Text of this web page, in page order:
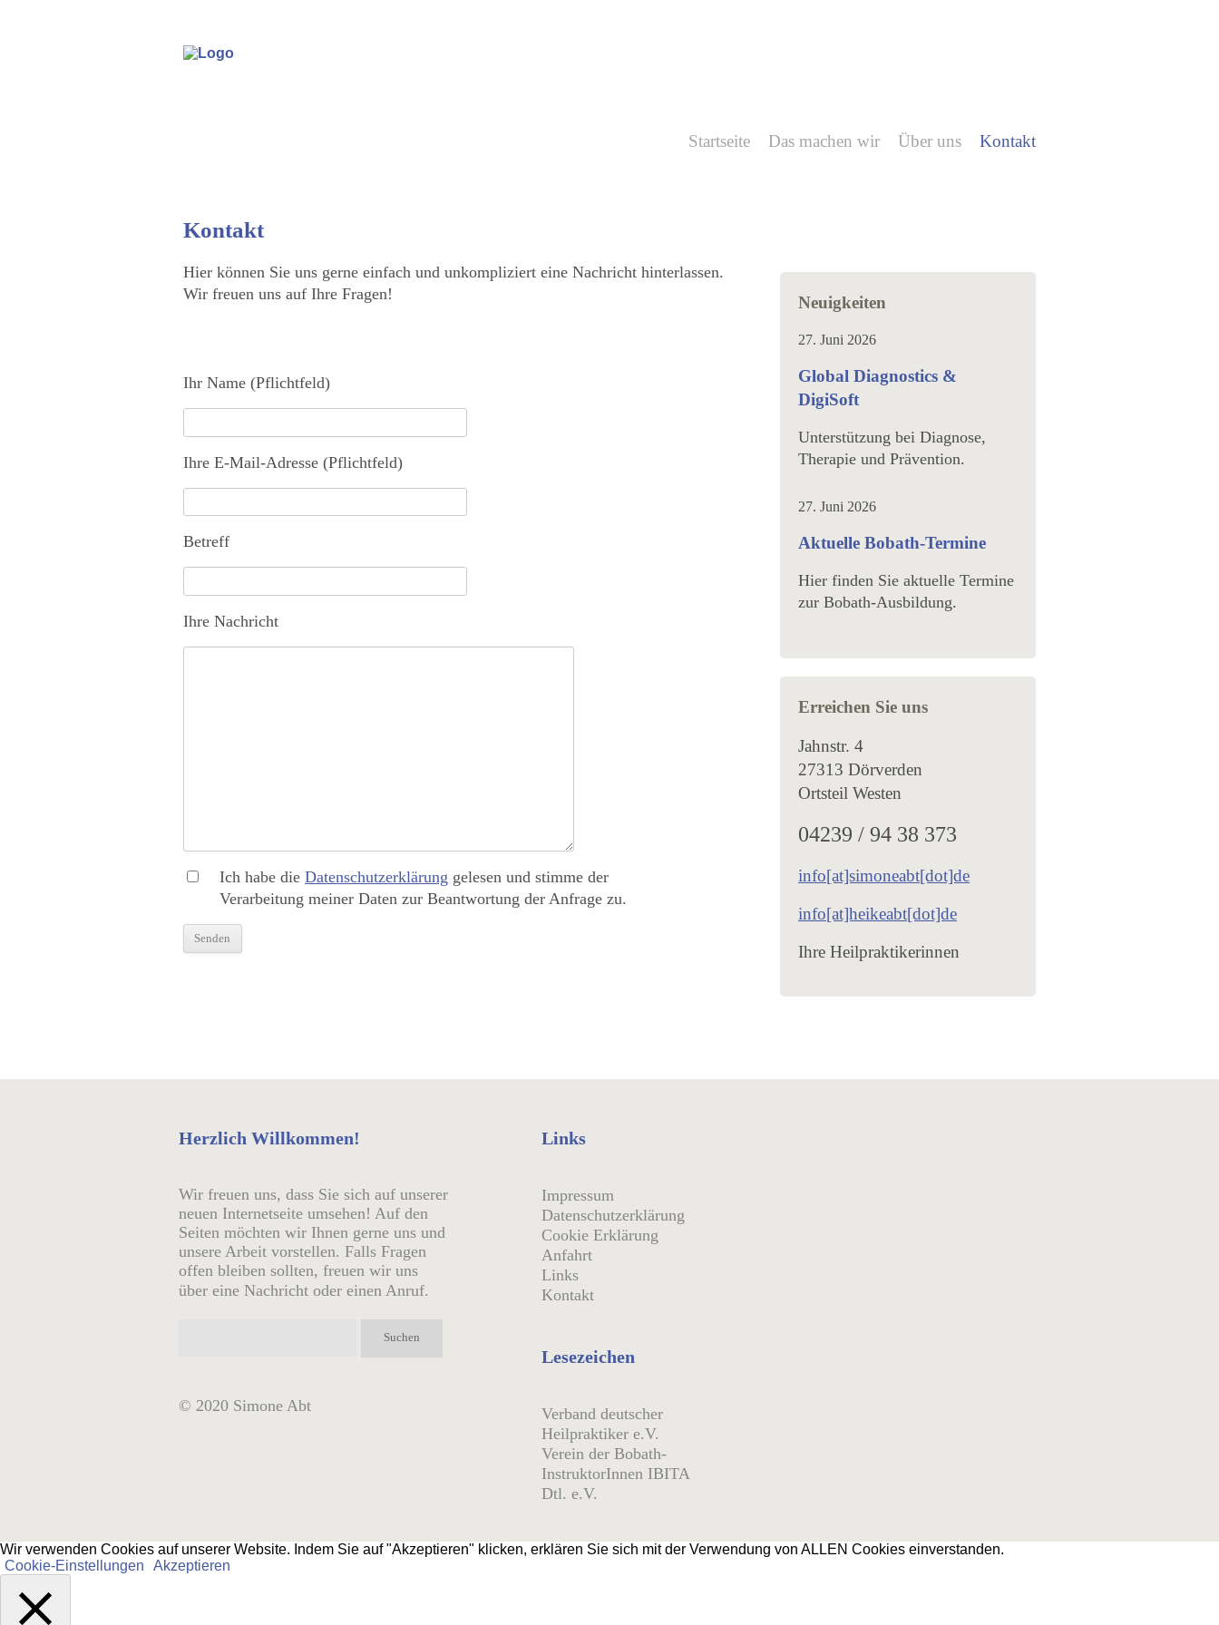
Startseite Das machen wir Über uns Kontakt
Kontakt
Hier können Sie uns gerne einfach und unkompliziert eine Nachricht hinterlassen.
Wir freuen uns auf Ihre Fragen!
leave
this
field
empty.
Ihr Name (Pflichtfeld)
Ihre E-Mail-Adresse (Pflichtfeld)
Betreff
Ihre Nachricht
Ich habe die Datenschutzerklärung gelesen und stimme der
Verarbeitung meiner Daten zur Beantwortung der Anfrage zu.
Neuigkeiten
27. Juni 2026
Global Diagnostics &
DigiSoft
Unterstützung bei Diagnose,
Therapie und Prävention.
27. Juni 2026
Aktuelle Bobath-Termine
Hier finden Sie aktuelle Termine
zur Bobath-Ausbildung.
Erreichen Sie uns
Jahnstr. 4
27313 Dörverden
Ortsteil Westen
04239 / 94 38 373
info[at]simoneabt[dot]de
info[at]heikeabt[dot]de
Ihre Heilpraktikerinnen
Herzlich Willkommen!
Wir freuen uns, dass Sie sich auf unserer
neuen Internetseite umsehen! Auf den
Seiten möchten wir Ihnen gerne uns und
unsere Arbeit vorstellen. Falls Fragen
offen bleiben sollten, freuen wir uns
über eine Nachricht oder einen Anruf.
© 2020 Simone Abt
Links
Impressum
Datenschutzerklärung
Cookie Erklärung
Anfahrt
Links
Kontakt
Lesezeichen
Verband deutscher
Heilpraktiker e.V.
Verein der Bobath-
InstruktorInnen IBITA
Dtl. e.V.
Wir verwenden Cookies auf unserer Website. Indem Sie auf "Akzeptieren" klicken, erklären Sie sich mit der Verwendung von ALLEN Cookies einverstanden.
Cookie-Einstellungen
Akzeptieren